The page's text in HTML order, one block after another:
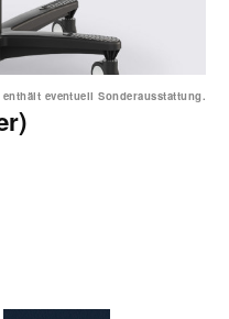
eventuell Sonderausstattung.